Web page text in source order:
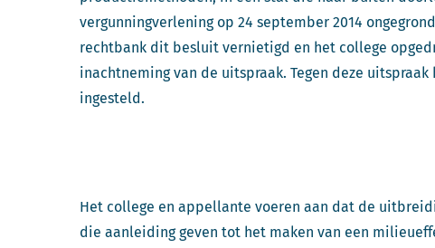
vergunningverlening op 24 september 2014
rechtbank dit besluit vernietigd en het college
inachtneming van de uitspraak. Tegen deze
ingesteld.
Het college en appellante voeren aan dat de
die aanleiding geven tot het maken van een